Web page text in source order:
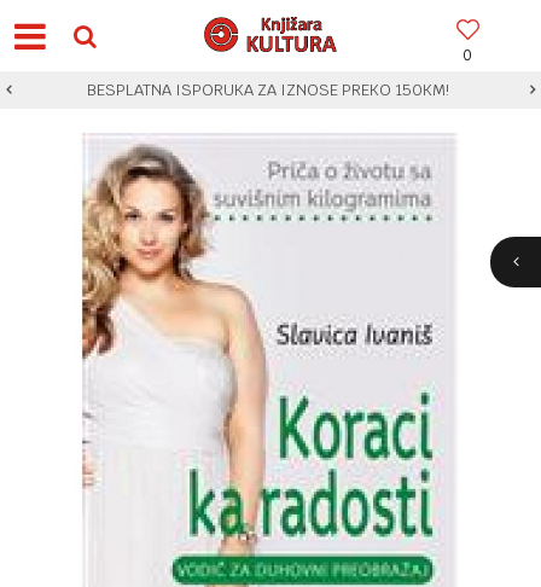
0
BESPLATNA ISPORUKA ZA IZNOSE PREKO 150KM!